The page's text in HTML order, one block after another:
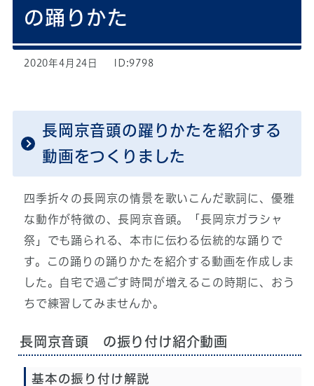
の踊りかた
2020年4月24日 ID:9798
長岡京音頭の躍りかたを紹介する
動画をつくりました
四季折々の長岡京の情景を歌いこんだ歌詞に、優雅
な動作が特徴の、長岡京音頭。「長岡京ガラシャ
祭」でも踊られる、本市に伝わる伝統的な踊りで
す。この踊りの踊りかたを紹介する動画を作成しま
した。自宅で過ごす時間が増えるこの時期に、おう
ちで練習してみませんか。
長岡京音頭 の振り付け紹介動画
基本の振り付け解説